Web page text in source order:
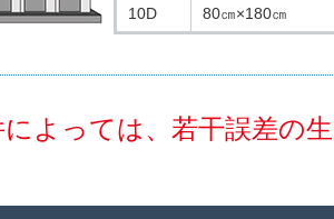
10D
80㎝×180㎝
よっては、若干誤差の